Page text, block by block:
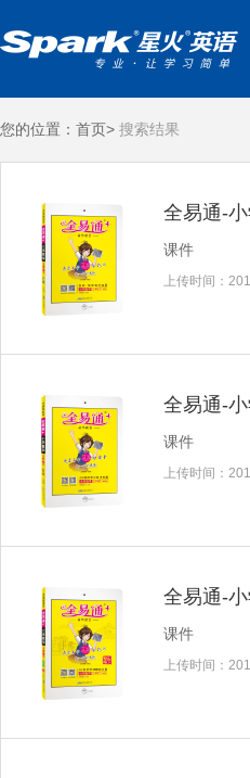
您的位置： 首页> 搜索结果
全易通-
课件
上传时间：
全易通-
课件
上传时间：
全易通-
课件
上传时间：